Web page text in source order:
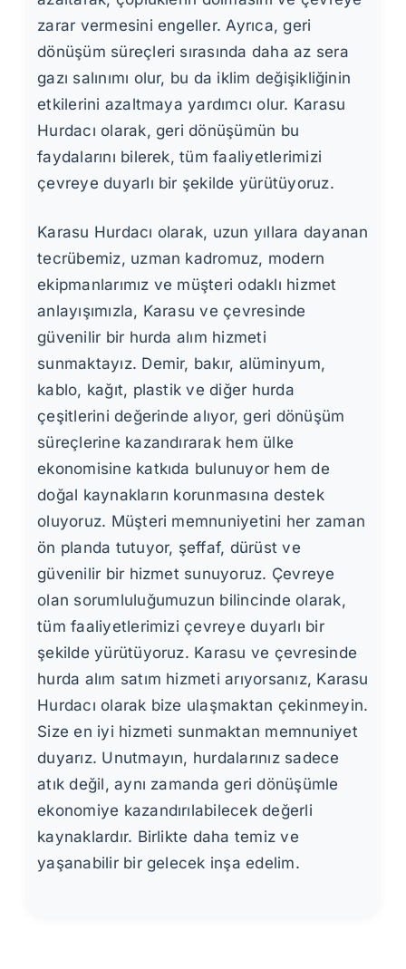
zarar vermesini engeller. Ayrıca, geri
dönüşüm süreçleri sırasında daha az sera
gazı salınımı olur, bu da iklim değişikliğinin
etkilerini azaltmaya yardımcı olur. Karasu
Hurdacı olarak, geri dönüşümün bu
faydalarını bilerek, tüm faaliyetlerimizi
çevreye duyarlı bir şekilde yürütüyoruz.
Karasu Hurdacı olarak, uzun yıllara dayanan
tecrübemiz, uzman kadromuz, modern
ekipmanlarımız ve müşteri odaklı hizmet
anlayışımızla, Karasu ve çevresinde
güvenilir bir hurda alım hizmeti
sunmaktayız. Demir, bakır, alüminyum,
kablo, kağıt, plastik ve diğer hurda
çeşitlerini değerinde alıyor, geri dönüşüm
süreçlerine kazandırarak hem ülke
ekonomisine katkıda bulunuyor hem de
doğal kaynakların korunmasına destek
oluyoruz. Müşteri memnuniyetini her zaman
ön planda tutuyor, şeffaf, dürüst ve
güvenilir bir hizmet sunuyoruz. Çevreye
olan sorumluluğumuzun bilincinde olarak,
tüm faaliyetlerimizi çevreye duyarlı bir
şekilde yürütüyoruz. Karasu ve çevresinde
hurda alım satım hizmeti arıyorsanız, Karasu
Hurdacı olarak bize ulaşmaktan çekinmeyin.
Size en iyi hizmeti sunmaktan memnuniyet
duyarız. Unutmayın, hurdalarınız sadece
atık değil, aynı zamanda geri dönüşümle
ekonomiye kazandırılabilecek değerli
kaynaklardır. Birlikte daha temiz ve
yaşanabilir bir gelecek inşa edelim.